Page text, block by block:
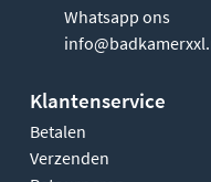
Whatsapp ons
Klantenservice
Betalen
Verzenden